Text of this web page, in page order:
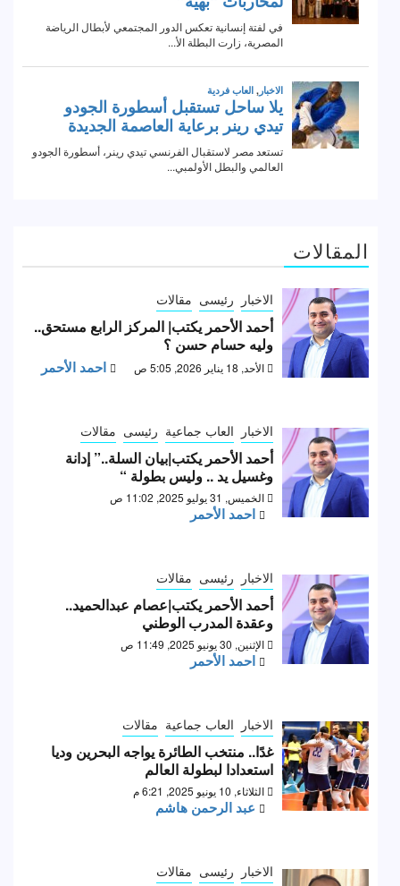
المقالات
الاخبار رئيسى مقالات
أحمد الأحمر يكتب| المركز الرابع مستحق..
وليه حسام حسن ؟
الأحد, 18 يناير 2026, 5:05 ص احمد الأحمر
الاخبار العاب جماعية رئيسى مقالات
أحمد الأحمر يكتب|بيان السلة..” إدانة
وغسيل يد .. وليس بطولة “
الخميس, 31 يوليو 2025, 11:02 ص
احمد الأحمر
الاخبار رئيسى مقالات
أحمد الأحمر يكتب|عصام عبدالحميد..
وعقدة المدرب الوطني
الإثنين, 30 يونيو 2025, 11:49 ص
احمد الأحمر
الاخبار العاب جماعية مقالات
غدًا.. منتخب الطائرة يواجه البحرين وديا
استعدادا لبطولة العالم
الثلاثاء, 10 يونيو 2025, 6:21 م
عبد الرحمن هاشم
الاخبار رئيسى مقالات